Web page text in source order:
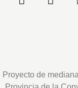
Proyecto de